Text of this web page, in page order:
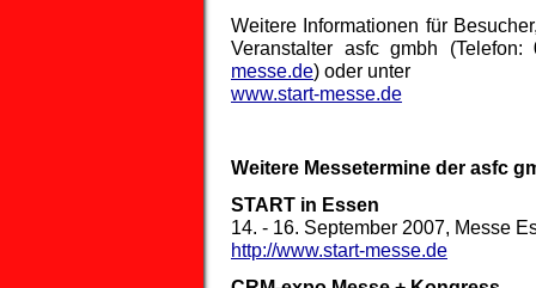
Weitere Informationen für
Veranstalter asfc gmbh
messe.de) oder unter
www.start-messe.de
Weitere Messetermine der asfc
START in Essen
14. - 16. September 2007, Messe
http://www.start-messe.de